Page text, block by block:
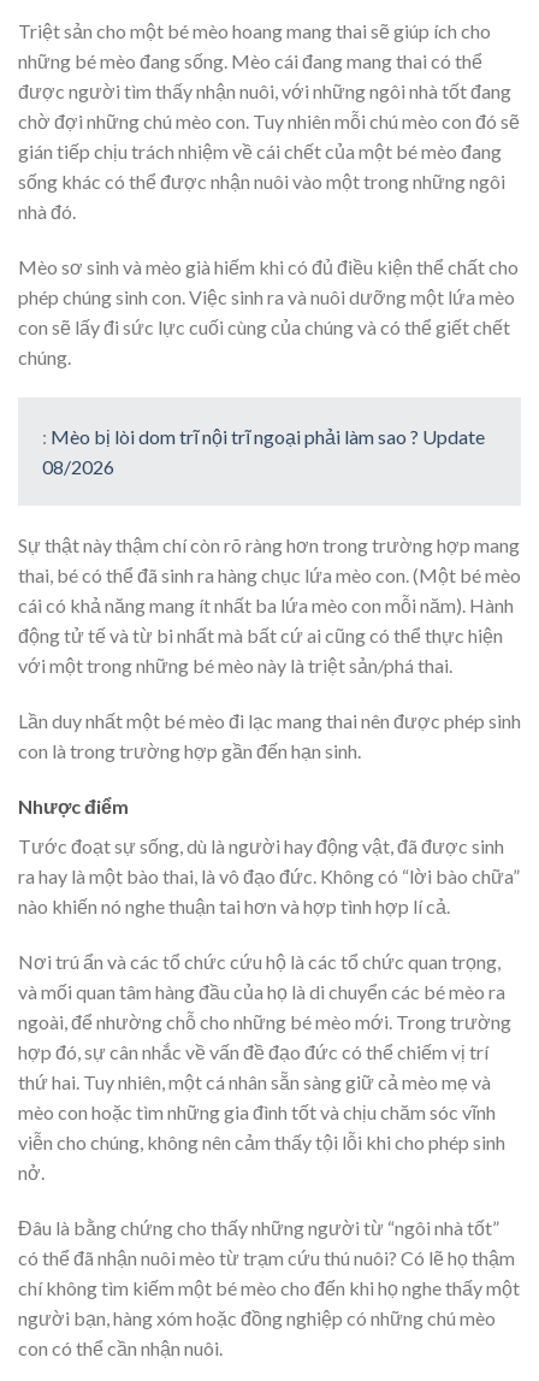
Triệt sản cho một bé mèo hoang mang thai sẽ giúp ích cho
những bé mèo đang sống. Mèo cái đang mang thai có thể
được người tìm thấy nhận nuôi, với những ngôi nhà tốt đang
chờ đợi những chú mèo con. Tuy nhiên mỗi chú mèo con đó sẽ
gián tiếp chịu trách nhiệm về cái chết của một bé mèo đang
sống khác có thể được nhận nuôi vào một trong những ngôi
nhà đó.
Mèo sơ sinh và mèo già hiếm khi có đủ điều kiện thể chất cho
phép chúng sinh con. Việc sinh ra và nuôi dưỡng một lứa mèo
con sẽ lấy đi sức lực cuối cùng của chúng và có thể giết chết
chúng.
: Mèo bị lòi dom trĩ nội trĩ ngoại phải làm sao ? Update
08/2026
Sự thật này thậm chí còn rõ ràng hơn trong trường hợp mang
thai, bé có thể đã sinh ra hàng chục lứa mèo con. (Một bé mèo
cái có khả năng mang ít nhất ba lứa mèo con mỗi năm). Hành
động tử tế và từ bi nhất mà bất cứ ai cũng có thể thực hiện
với một trong những bé mèo này là triệt sản/phá thai.
Lần duy nhất một bé mèo đi lạc mang thai nên được phép sinh
con là trong trường hợp gần đến hạn sinh.
Nhược điểm
Tước đoạt sự sống, dù là người hay động vật, đã được sinh
ra hay là một bào thai, là vô đạo đức. Không có “lời bào chữa”
nào khiến nó nghe thuận tai hơn và hợp tình hợp lí cả.
Nơi trú ẩn và các tổ chức cứu hộ là các tổ chức quan trọng,
và mối quan tâm hàng đầu của họ là di chuyển các bé mèo ra
ngoài, để nhường chỗ cho những bé mèo mới. Trong trường
hợp đó, sự cân nhắc về vấn đề đạo đức có thể chiếm vị trí
thứ hai. Tuy nhiên, một cá nhân sẵn sàng giữ cả mèo mẹ và
mèo con hoặc tìm những gia đình tốt và chịu chăm sóc vĩnh
viễn cho chúng, không nên cảm thấy tội lỗi khi cho phép sinh
nở.
Đâu là bằng chứng cho thấy những người từ “ngôi nhà tốt”
có thể đã nhận nuôi mèo từ trạm cứu thú nuôi? Có lẽ họ thậm
chí không tìm kiếm một bé mèo cho đến khi họ nghe thấy một
người bạn, hàng xóm hoặc đồng nghiệp có những chú mèo
con có thể cần nhận nuôi.